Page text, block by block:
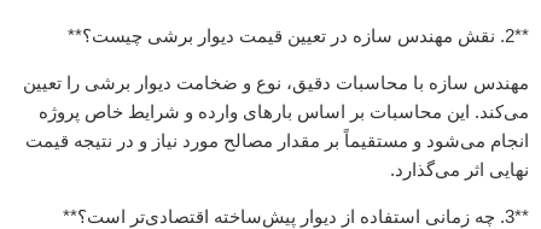
**2. نقش مهندس سازه در تعیین قیمت دیوار برشی چیست؟**
مهندس سازه با محاسبات دقیق، نوع و ضخامت دیوار برشی را تعیین
می‌کند. این محاسبات بر اساس بارهای وارده و شرایط خاص پروژه
انجام می‌شود و مستقیماً بر مقدار مصالح مورد نیاز و در نتیجه قیمت
نهایی اثر می‌گذارد.
**3. چه زمانی استفاده از دیوار پیش‌ساخته اقتصادی‌تر است؟**